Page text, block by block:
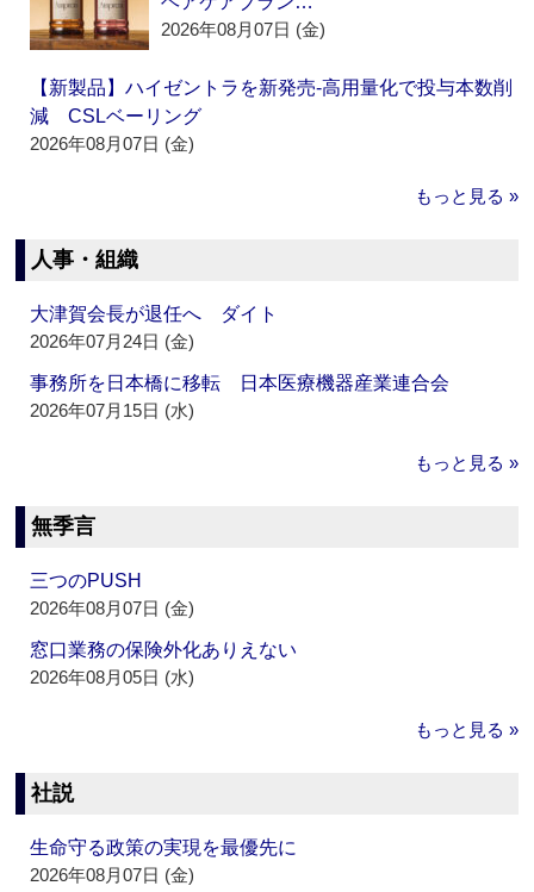
2026年08月07日 (金)
【新製品】ハイゼントラを新発売‐高用量化で投与本数削
減 CSLベーリング
2026年08月07日 (金)
もっと見る »
人事・組織
大津賀会長が退任へ ダイト
2026年07月24日 (金)
事務所を日本橋に移転 日本医療機器産業連合会
2026年07月15日 (水)
もっと見る »
無季言
三つのPUSH
2026年08月07日 (金)
窓口業務の保険外化ありえない
2026年08月05日 (水)
もっと見る »
社説
生命守る政策の実現を最優先に
2026年08月07日 (金)